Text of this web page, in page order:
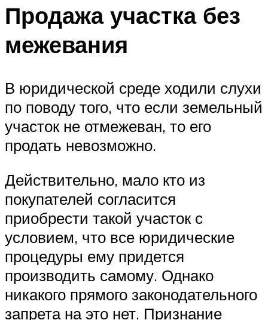
Продажа участка без
межевания
В юридической среде ходили слухи
по поводу того, что если земельный
участок не отмежеван, то его
продать невозможно.
Действительно, мало кто из
покупателей согласится
приобрести такой участок с
условием, что все юридические
процедуры ему придется
производить самому. Однако
никакого прямого законодательного
запрета на это нет. Признание